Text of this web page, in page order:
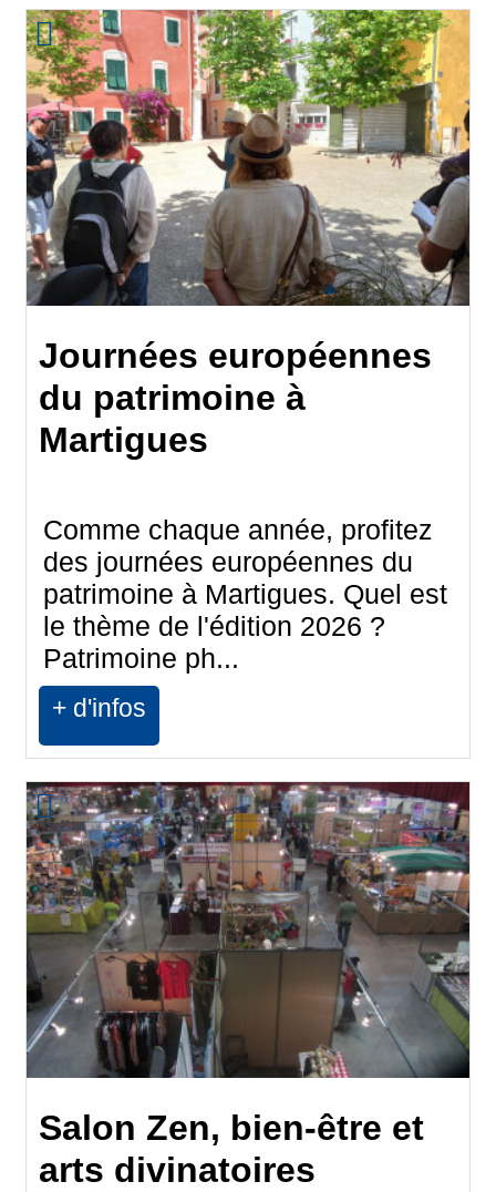
Journées européennes
du patrimoine à
Martigues
Comme chaque année, profitez
des journées européennes du
patrimoine à Martigues. Quel est
le thème de l'édition 2026 ?
Patrimoine ph...
+ d'infos
Salon Zen, bien-être et
arts divinatoires